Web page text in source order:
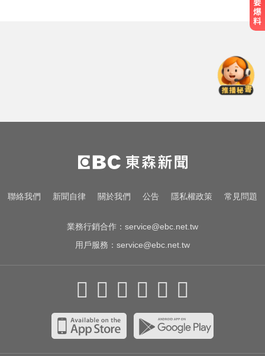
示警：恐爆敗血症
白海豚颱風強襲日本！奄美逾3萬戶
停電 沖繩5人受傷
台中恐怖車禍！婦人遭大貨車猛撞
聯絡我們 新聞自律 關於我們 公告 隱私權政策 常見問題
業務行銷合作： service@ebc.net.tw
用戶服務： service@ebc.net.tw